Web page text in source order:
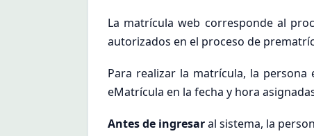
La matrícula web corresponde al
autorizados en el proceso de
Para realizar la matrícula, la
eMatrícula en la fecha y hora
Antes de ingresaral sistema, la